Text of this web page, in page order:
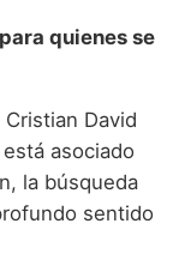
quienes se
David
asociado
la búsqueda
sentido